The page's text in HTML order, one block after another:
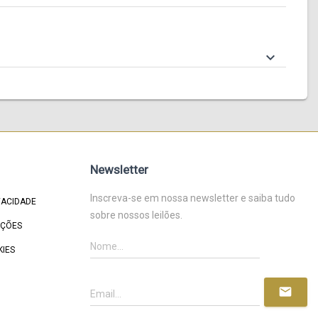
keyboard_arrow_down
Newsletter
Inscreva-se em nossa newsletter e saiba tudo
sobre nossos leilões.
mail